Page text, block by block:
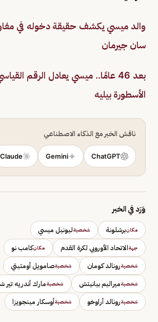
والد ميسي يكشف حقيقة دخوله في
سان جيرمان
بعد 46 عامًا.. ميسي يعادل الرقم
الأسطورة بيليه
ناقش الخبر مع الذكاء الاصطناعي
ChatGPT
Gemini
Claude
وَرَد في الخبر
مكانبرشلونة شخصيةليونيل ميسي
جهةالاتحاد الأوروبي لكرة القدم مكانكامب نو
شخصيةرونالد كومان شخصيةصامويل أومتيتي
شخصيةميراليم بيانيتش شخصيةمارك أندريه تير
شخصيةرونالد أراوخو شخصيةأوسكار مينجويزا